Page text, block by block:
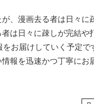
、漫画去る者は日々
は日々に疎しが完結
お届けしていく予定
報を迅速かつ丁寧にお